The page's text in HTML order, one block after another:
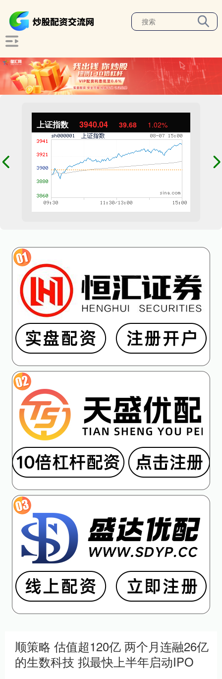
上证指数 3940.04 39.68 1.02%
顺策略 估值超120亿 两个月连融26亿
的生数科技 拟最快上半年启动IPO